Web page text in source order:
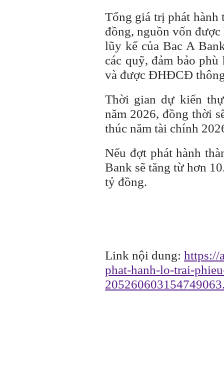
Tổng giá trị phát hành
đồng, nguồn vốn
lũy kế của Bac A
các quỹ, đảm bảo
và được ĐHĐCĐ
Thời gian dự kiến
năm 2026, đồng thời
thúc năm tài chính
Nếu đợt phát hành
Bank sẽ tăng từ hơn
tỷ đồng.
Link nội dung: https://
phat-hanh-lo-trai-